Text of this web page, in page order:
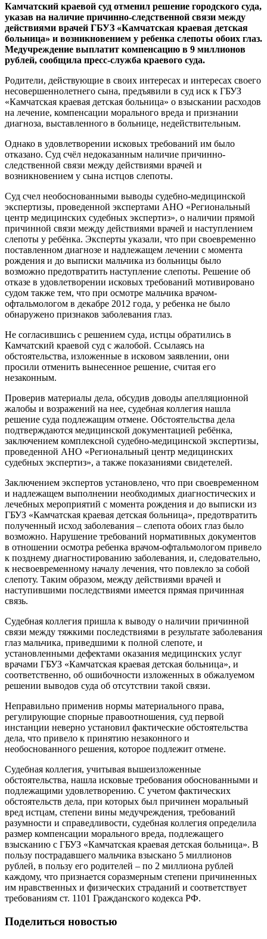
Камчатский краевой суд отменил решение городского суда,
указав на наличие причинно-следственной связи между
действиями врачей ГБУЗ «Камчатская краевая детская
больница» и возникновением у ребенка слепоты обоих глаз.
Медучреждение выплатит компенсацию в 9 миллионов
рублей, сообщила пресс-служба краевого суда.
Родители, действующие в своих интересах и интересах своего
несовершеннолетнего сына, предъявили в суд иск к ГБУЗ
«Камчатская краевая детская больница» о взыскании расходов
на лечение, компенсации морального вреда и признании
диагноза, выставленного в больнице, недействительным.
Однако в удовлетворении исковых требований им было
отказано. Суд счёл недоказанным наличие причинно-
следственной связи между действиями врачей и
возникновением у сына истцов слепоты.
Суд счел необоснованными выводы судебно-медицинской
экспертизы, проведенной экспертами АНО «Региональный
центр медицинских судебных экспертиз», о наличии прямой
причинной связи между действиями врачей и наступлением
слепоты у ребёнка. Эксперты указали, что при своевременно
поставленном диагнозе и надлежащем лечении с момента
рождения и до выписки мальчика из больницы было
возможно предотвратить наступление слепоты. Решение об
отказе в удовлетворении исковых требований мотивировано
судом также тем, что при осмотре мальчика врачом-
офтальмологом в декабре 2012 года, у ребенка не было
обнаружено признаков заболевания глаз.
Не согласившись с решением суда, истцы обратились в
Камчатский краевой суд с жалобой. Ссылаясь на
обстоятельства, изложенные в исковом заявлении, они
просили отменить вынесенное решение, считая его
незаконным.
Проверив материалы дела, обсудив доводы апелляционной
жалобы и возражений на нее, судебная коллегия нашла
решение суда подлежащим отмене. Обстоятельства дела
подтверждаются медицинской документацией ребёнка,
заключением комплексной судебно-медицинской экспертизы,
проведенной АНО «Региональный центр медицинских
судебных экспертиз», а также показаниями свидетелей.
Заключением экспертов установлено, что при своевременном
и надлежащем выполнении необходимых диагностических и
лечебных мероприятий с момента рождения и до выписки из
ГБУЗ «Камчатская краевая детская больница», предотвратить
полученный исход заболевания – слепота обоих глаз было
возможно. Нарушение требований нормативных документов
в отношении осмотра ребенка врачом-офтальмологом привело
к позднему диагностированию заболевания, и, следовательно,
к несвоевременному началу лечения, что повлекло за собой
слепоту. Таким образом, между действиями врачей и
наступившими последствиями имеется прямая причинная
связь.
Судебная коллегия пришла к выводу о наличии причинной
связи между тяжкими последствиями в результате заболевания
глаз мальчика, приведшими к полной слепоте, и
установленными дефектами оказания медицинских услуг
врачами ГБУЗ «Камчатская краевая детская больница», и
соответственно, об ошибочности изложенных в обжалуемом
решении выводов суда об отсутствии такой связи.
Неправильно применив нормы материального права,
регулирующие спорные правоотношения, суд первой
инстанции неверно установил фактические обстоятельства
дела, что привело к принятию незаконного и
необоснованного решения, которое подлежит отмене.
Судебная коллегия, учитывая вышеизложенные
обстоятельства, нашла исковые требования обоснованными и
подлежащими удовлетворению. С учетом фактических
обстоятельств дела, при которых был причинен моральный
вред истцам, степени вины медучреждения, требований
разумности и справедливости, судебная коллегия определила
размер компенсации морального вреда, подлежащего
взысканию с ГБУЗ «Камчатская краевая детская больница». В
пользу пострадавшего мальчика взыскано 5 миллионов
рублей, в пользу его родителей – по 2 миллиона рублей
каждому, что признается соразмерным степени причиненных
им нравственных и физических страданий и соответствует
требованиям ст. 1101 Гражданского кодекса РФ.
Поделиться новостью